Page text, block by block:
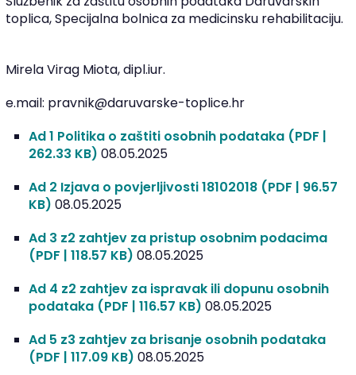
toplica, Specijalna bolnica za medicinsku rehabilitaciju.
Mirela Virag Miota, dipl.iur.
e.mail: pravnik@daruvarske-toplice.hr
Ad 1 Politika o zaštiti osobnih podataka (PDF |
262.33 KB)08.05.2025
Ad 2 Izjava o povjerljivosti 18102018 (PDF | 96.57
KB)08.05.2025
Ad 3 z2 zahtjev za pristup osobnim podacima
(PDF | 118.57 KB)08.05.2025
Ad 4 z2 zahtjev za ispravak ili dopunu osobnih
podataka (PDF | 116.57 KB)08.05.2025
Ad 5 z3 zahtjev za brisanje osobnih podataka
(PDF | 117.09 KB)08.05.2025